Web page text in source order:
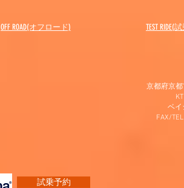
OFF ROAD(オフロード) ​TEST RIDE(
京都府京
ベイ
FAX/
試乗予約